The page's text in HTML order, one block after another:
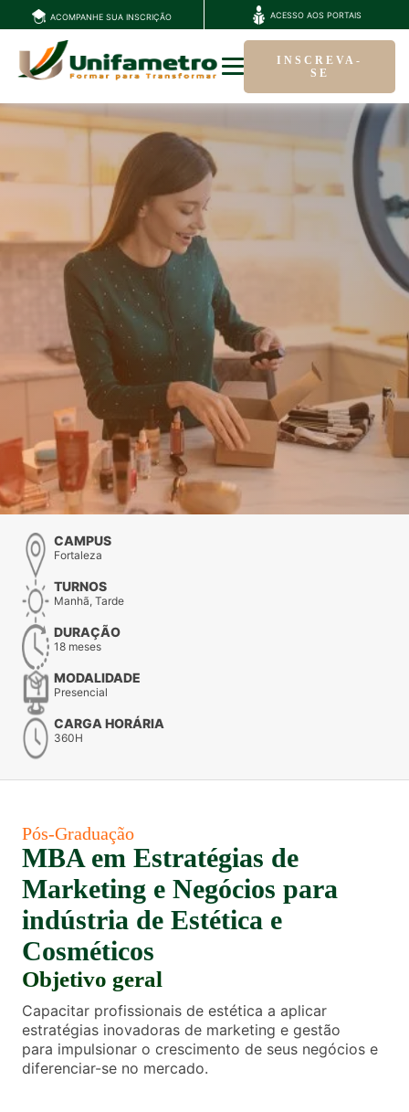
ACOMPANHE SUA INSCRIÇÃO ACESSO AOS PORTAIS
INSCREVA-
SE
CAMPUS
Fortaleza
TURNOS
Manhã, Tarde
DURAÇÃO
18 meses
MODALIDADE
Presencial
CARGA HORÁRIA
360H
Pós-Graduação
MBA em Estratégias de
Marketing e Negócios para
indústria de Estética e
Cosméticos
Objetivo geral
Capacitar profissionais de estética a aplicar
estratégias inovadoras de marketing e gestão
para impulsionar o crescimento de seus negócios e
diferenciar-se no mercado.